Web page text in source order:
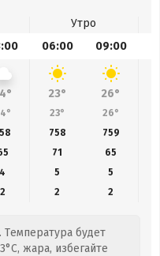
Утро
06:00 09:00
23° 26°
23° 26°
758 759
71 65
4 5
5
2 2 2
Температура будет
жара, избегайте